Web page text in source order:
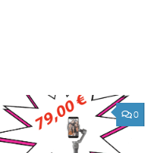
0